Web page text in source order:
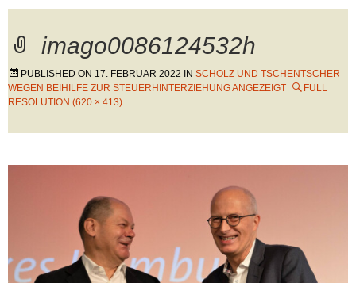
imago0086124532h
PUBLISHED ON 17. FEBRUAR 2022 IN SCHOLZ UND TSCHENTSCHER
WEGEN BEIHILFE ZUR STEUERHINTERZIEHUNG ANGEZEIGT
FULL
RESOLUTION (620 × 413)